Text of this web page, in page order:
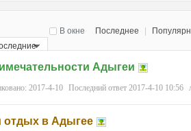
Последнее
В окне
Адыгеи
2017-4-10 Последний ответ 2017-4-10 10:56
отдых в Адыгее